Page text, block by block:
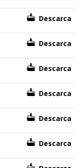
Descarca
Descarca
Descarca
Descarca
Descarca
Descarca